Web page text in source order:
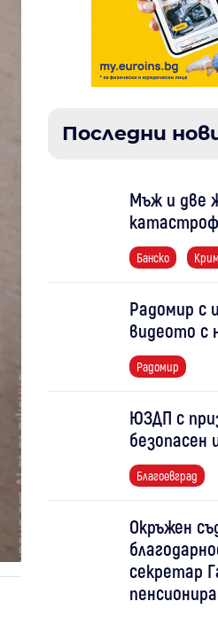
Последни
Мъж и две
Банско
Радомир с
видеото с
Радомир
ЮЗДП с
безопасен
Благоевград
Окръжен
секретар